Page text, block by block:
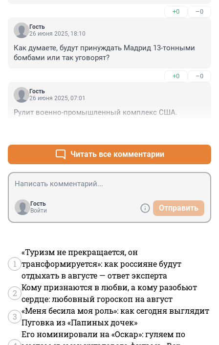
+0 –0
Гость
26 июня 2025, 18:10
Как думаете, будут принуждать Мадрид 13-тонными
бомбами или так уговорят?
+0 –0
Гость
26 июня 2025, 07:01
Рулит военно-промышленный комплекс США.
Читать все комментарии
Гость
Войти
Отправить
1
«Туризм не прекращается, он
трансформируется»: как россияне будут
отдыхать в августе — ответ эксперта
2
Кому признаются в любви, а кому разобьют
сердце: любовный гороскоп на август
3
«Меня бесила моя роль»: как сегодня выглядит
Пуговка из «Папиных дочек»
Его номинировали на «Оскар»: гуляем по